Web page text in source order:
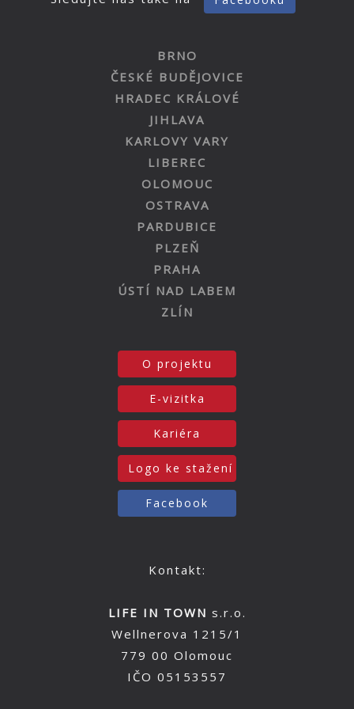
BRNO
ČESKÉ BUDĚJOVICE
HRADEC KRÁLOVÉ
JIHLAVA
KARLOVY VARY
LIBEREC
OLOMOUC
OSTRAVA
PARDUBICE
PLZEŇ
PRAHA
ÚSTÍ NAD LABEM
ZLÍN
O projektu
E-vizitka
Kariéra
Logo ke stažení
Facebook
Kontakt:
LIFE IN TOWN s.r.o.
Wellnerova 1215/1
779 00 Olomouc
IČO 05153557